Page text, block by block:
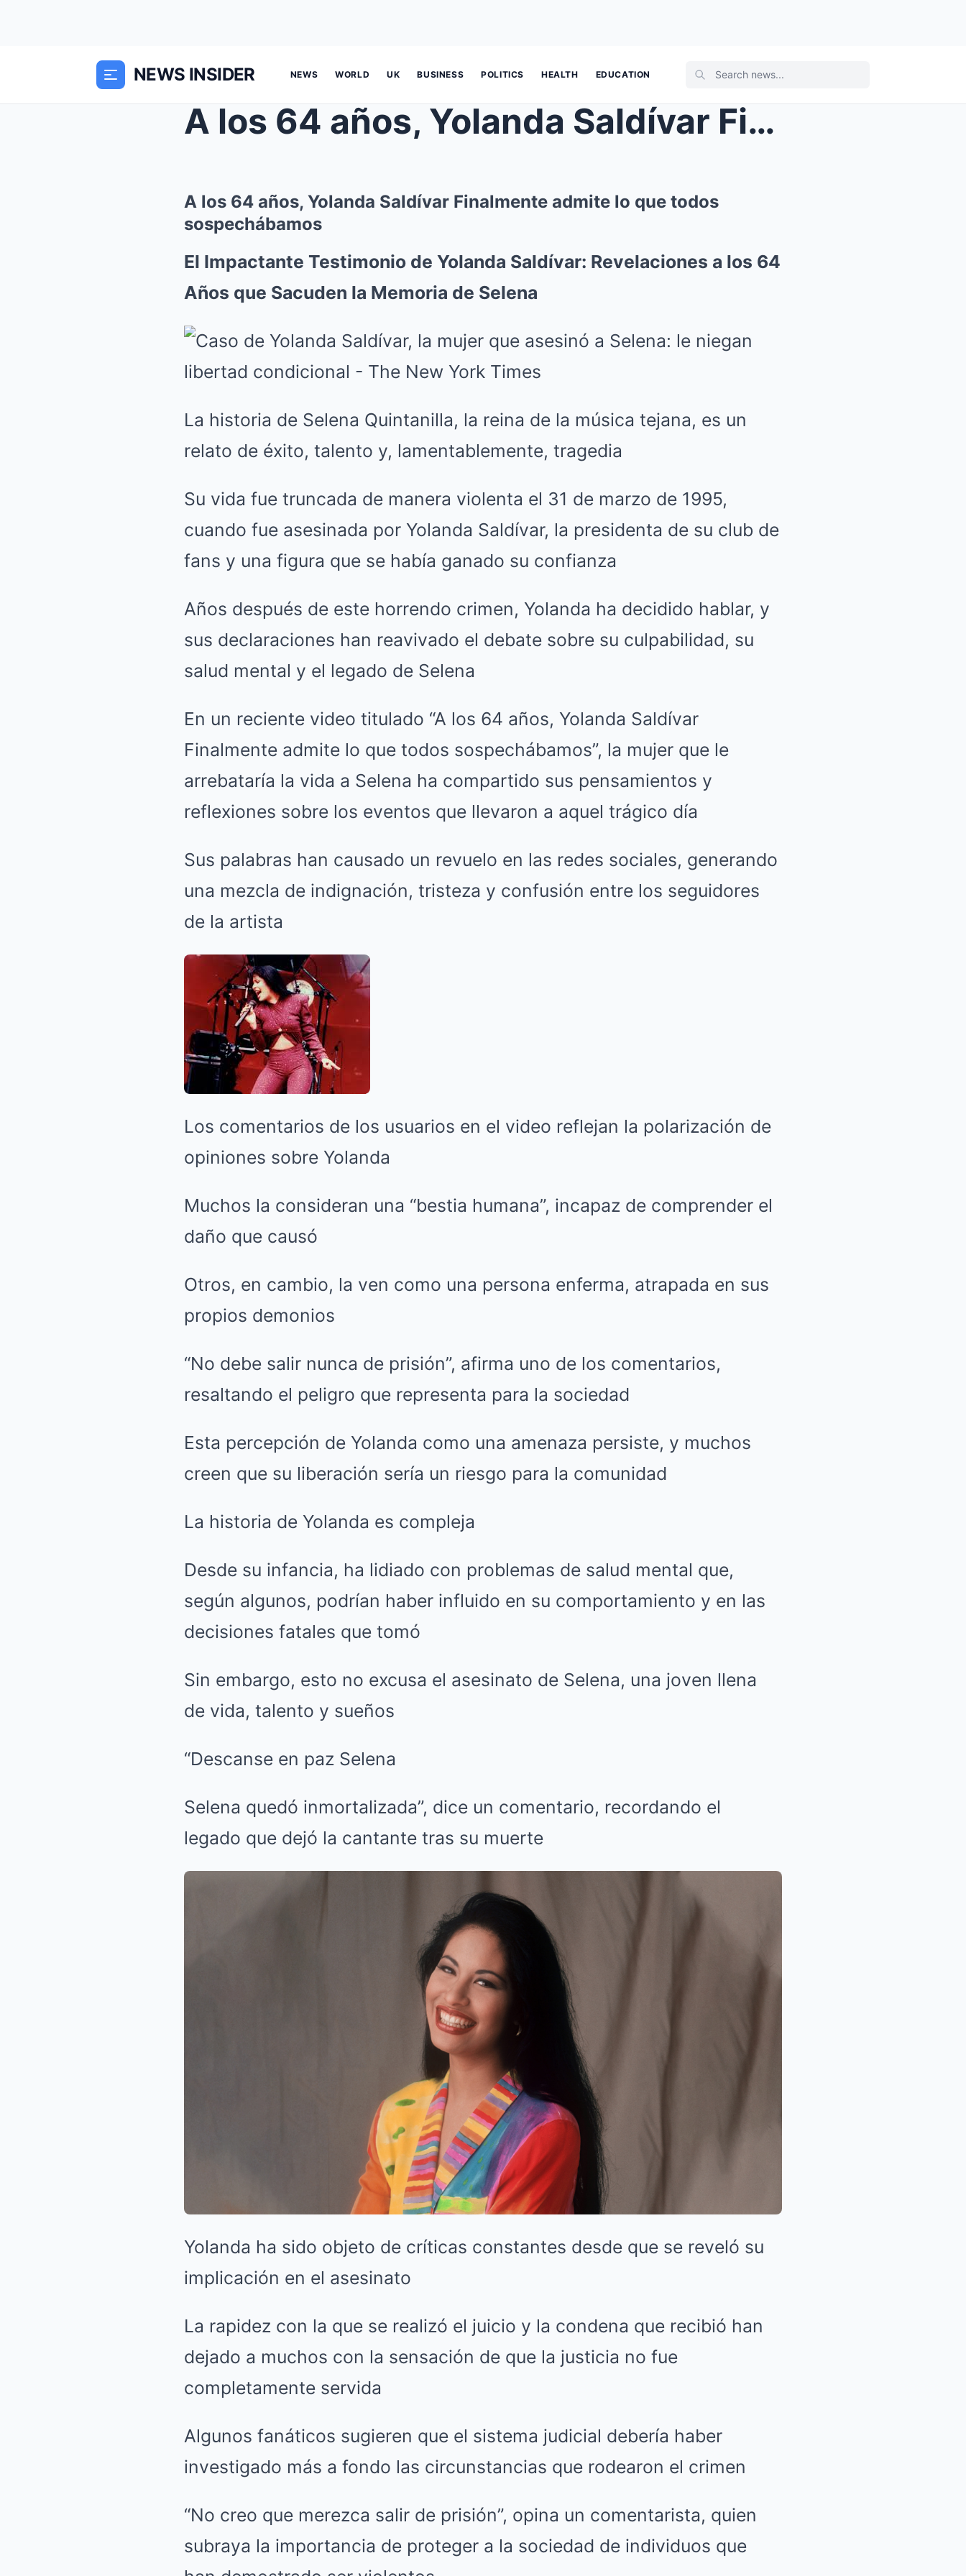
NEWS INSIDER NEWS WORLD UK BUSINESS POLITICS HEALTH EDUCATION
A los 64 años, Yolanda Saldívar Finalmente admite ...
A los 64 años, Yolanda Saldívar Finalmente admite lo que todos
sospechábamos
El Impactante Testimonio de Yolanda Saldívar: Revelaciones a los 64
Años que Sacuden la Memoria de Selena
La historia de Selena Quintanilla, la reina de la música tejana, es un
relato de éxito, talento y, lamentablemente, tragedia
Su vida fue truncada de manera violenta el 31 de marzo de 1995,
cuando fue asesinada por Yolanda Saldívar, la presidenta de su club de
fans y una figura que se había ganado su confianza
Años después de este horrendo crimen, Yolanda ha decidido hablar, y
sus declaraciones han reavivado el debate sobre su culpabilidad, su
salud mental y el legado de Selena
En un reciente video titulado “A los 64 años, Yolanda Saldívar
Finalmente admite lo que todos sospechábamos”, la mujer que le
arrebataría la vida a Selena ha compartido sus pensamientos y
reflexiones sobre los eventos que llevaron a aquel trágico día
Sus palabras han causado un revuelo en las redes sociales, generando
una mezcla de indignación, tristeza y confusión entre los seguidores
de la artista
Los comentarios de los usuarios en el video reflejan la polarización de
opiniones sobre Yolanda
Muchos la consideran una “bestia humana”, incapaz de comprender el
daño que causó
Otros, en cambio, la ven como una persona enferma, atrapada en sus
propios demonios
“No debe salir nunca de prisión”, afirma uno de los comentarios,
resaltando el peligro que representa para la sociedad
Esta percepción de Yolanda como una amenaza persiste, y muchos
creen que su liberación sería un riesgo para la comunidad
La historia de Yolanda es compleja
Desde su infancia, ha lidiado con problemas de salud mental que,
según algunos, podrían haber influido en su comportamiento y en las
decisiones fatales que tomó
Sin embargo, esto no excusa el asesinato de Selena, una joven llena
de vida, talento y sueños
“Descanse en paz Selena
Selena quedó inmortalizada”, dice un comentario, recordando el
legado que dejó la cantante tras su muerte
Yolanda ha sido objeto de críticas constantes desde que se reveló su
implicación en el asesinato
La rapidez con la que se realizó el juicio y la condena que recibió han
dejado a muchos con la sensación de que la justicia no fue
completamente servida
Algunos fanáticos sugieren que el sistema judicial debería haber
investigado más a fondo las circunstancias que rodearon el crimen
“No creo que merezca salir de prisión”, opina un comentarista, quien
subraya la importancia de proteger a la sociedad de individuos que